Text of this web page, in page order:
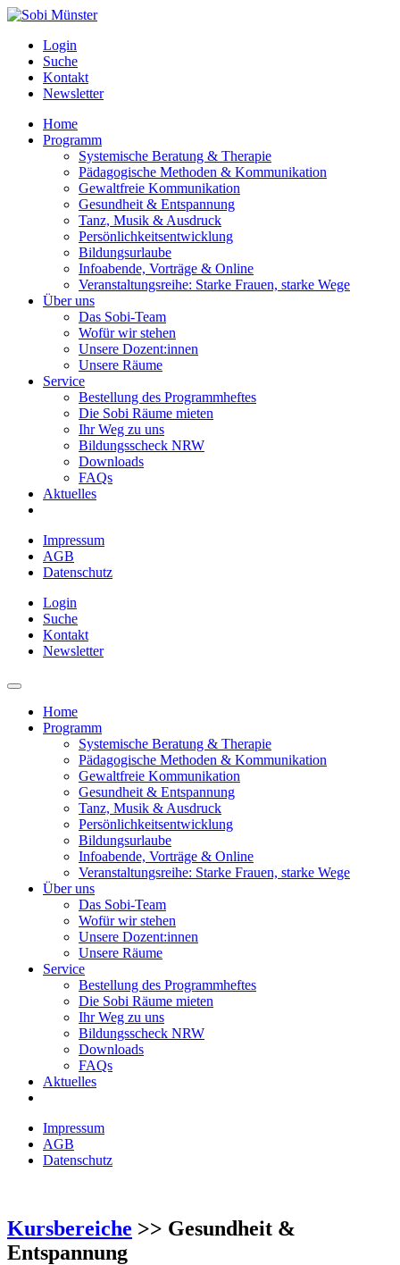
Login
Suche
Kontakt
Newsletter
Home
Programm
Systemische Beratung & Therapie
Pädagogische Methoden & Kommunikation
Gewaltfreie Kommunikation
Gesundheit & Entspannung
Tanz, Musik & Ausdruck
Persönlichkeitsentwicklung
Bildungsurlaube
Infoabende, Vorträge & Online
Veranstaltungsreihe: Starke Frauen, starke Wege
Über uns
Das Sobi-Team
Wofür wir stehen
Unsere Dozent:innen
Unsere Räume
Service
Bestellung des Programmheftes
Die Sobi Räume mieten
Ihr Weg zu uns
Bildungsscheck NRW
Downloads
FAQs
Aktuelles
Impressum
AGB
Datenschutz
Login
Suche
Kontakt
Newsletter
Home
Programm
Systemische Beratung & Therapie
Pädagogische Methoden & Kommunikation
Gewaltfreie Kommunikation
Gesundheit & Entspannung
Tanz, Musik & Ausdruck
Persönlichkeitsentwicklung
Bildungsurlaube
Infoabende, Vorträge & Online
Veranstaltungsreihe: Starke Frauen, starke Wege
Über uns
Das Sobi-Team
Wofür wir stehen
Unsere Dozent:innen
Unsere Räume
Service
Bestellung des Programmheftes
Die Sobi Räume mieten
Ihr Weg zu uns
Bildungsscheck NRW
Downloads
FAQs
Aktuelles
Impressum
AGB
Datenschutz
Kursbereiche >> Gesundheit &
Entspannung